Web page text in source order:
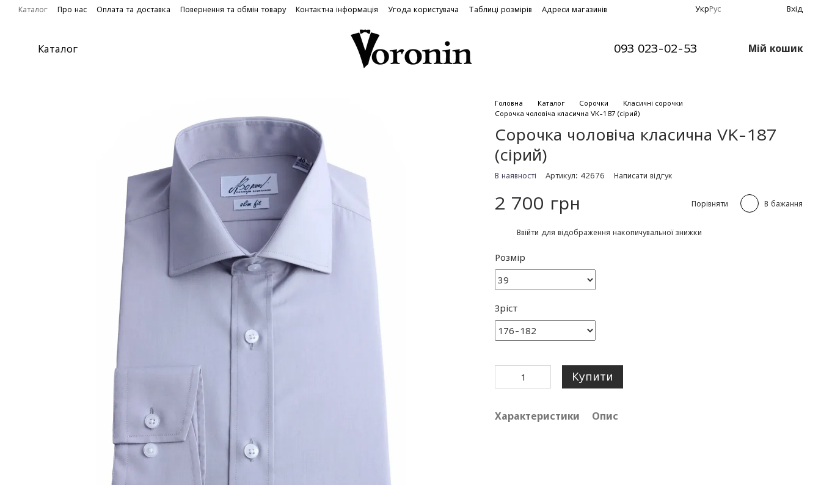
Перейти до основного контенту
Каталог Про нас Оплата та доставка Повернення та обмін товару Контактна інформація Угода користувача Таблиці розмірів Адреси магазинів УкрРус Вхід
Каталог 093 023-02-53 Мій кошик
Головна Каталог Сорочки
Класичні сорочки
Сорочка чоловіча класична VK-187 (сірий)
Сорочка чоловіча класична VK-187
(сірий)
В наявності Артикул: 42676 Написати відгук
2 700 грн Порівняти В бажання
Ввійти для відображення накопичувальної знижки
Розмір
Зріст
Купити
Характеристики Опис